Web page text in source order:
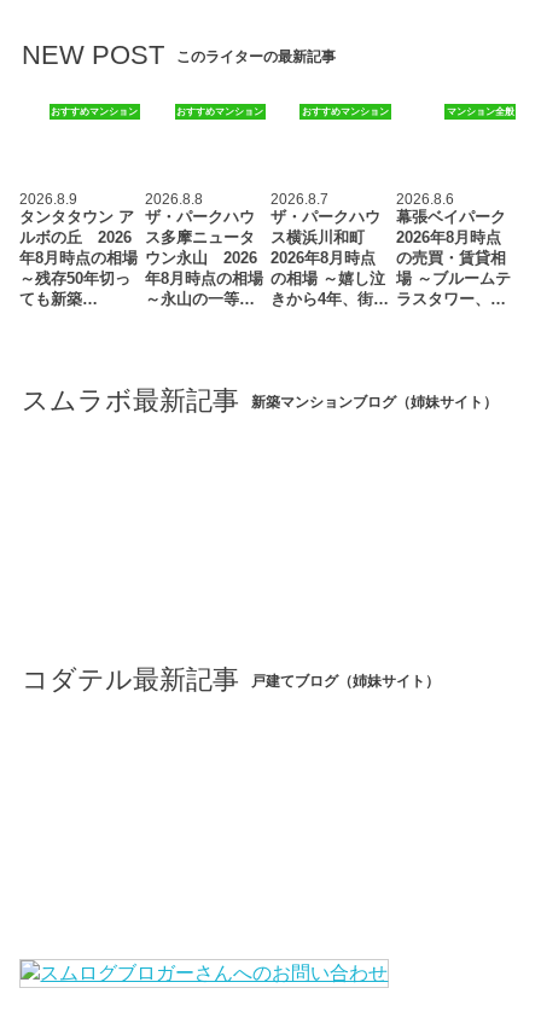
NEW POST このライターの最新記事
おすすめマンション
2026.8.9
タンタタウン ア
ルボの丘 2026
年8月時点の相場
～残存50年切っ
ても新築…
おすすめマンション
2026.8.8
ザ・パークハウ
ス多摩ニュータ
ウン永山 2026
年8月時点の相場
～永山の一等…
おすすめマンション
2026.8.7
ザ・パークハウ
ス横浜川和町
2026年8月時点
の相場 ～嬉し泣
きから4年、街…
マンション全般
2026.8.6
幕張ベイパーク
2026年8月時点
の売買・賃貸相
場 ～ブルームテ
ラスタワー、…
スムラボ最新記事 新築マンションブログ（姉妹サイト）
コダテル最新記事 戸建てブログ（姉妹サイト）